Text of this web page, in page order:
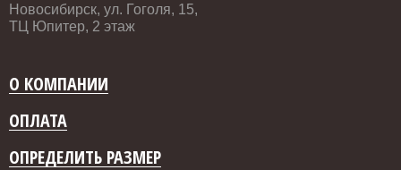
Новосибирск, ул. Гоголя, 15,
ТЦ Юпитер, 2 этаж
О КОМПАНИИ
ОПЛАТА
ОПРЕДЕЛИТЬ РАЗМЕР